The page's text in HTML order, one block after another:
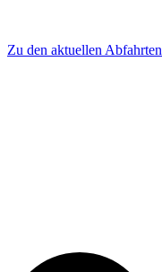
Zu den aktuellen Abfahrten